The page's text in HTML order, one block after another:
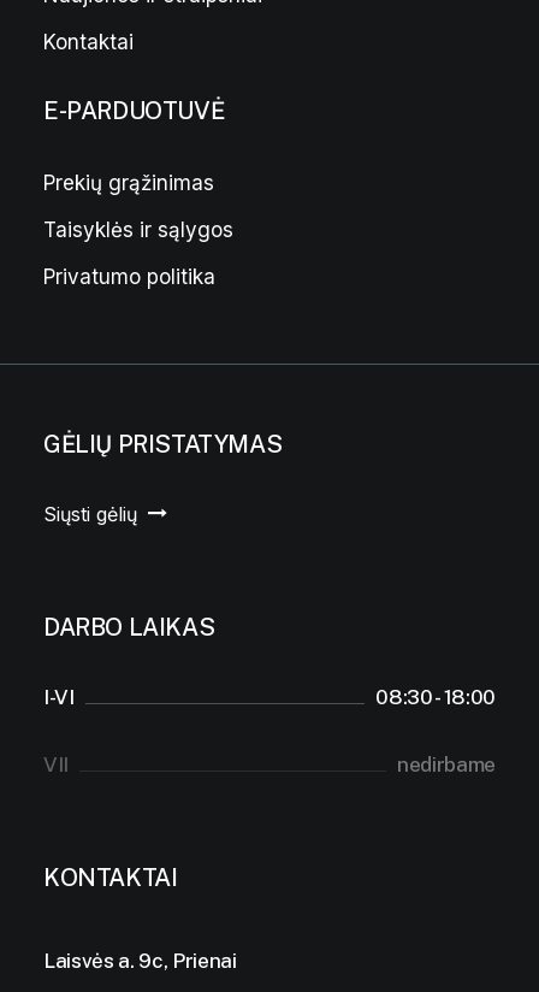
Kontaktai
E-PARDUOTUVĖ
Prekių grąžinimas
Taisyklės ir sąlygos
Privatumo politika
GĖLIŲ PRISTATYMAS
Siųsti gėlių
DARBO LAIKAS
I-VI 08:30 - 18:00
VII nedirbame
KONTAKTAI
Laisvės a. 9c, Prienai